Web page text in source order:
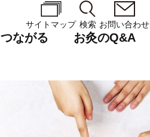
サイトマップ 検索 お問い合わせ
つながる お灸のQ&A